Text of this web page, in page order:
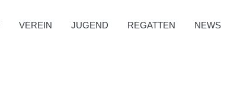
VEREIN JUGEND REGATTEN NEWS